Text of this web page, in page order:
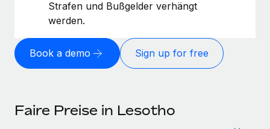
Strafen und Bußgelder verhängt
werden.
Book a demo Sign up for free
Faire Preise in Lesotho